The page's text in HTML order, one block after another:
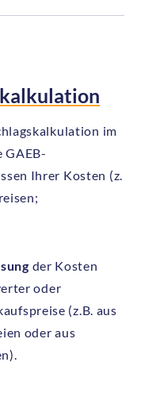
im
GAEB-
Ihrer Kosten (z.
der Kosten
oder
(z.B. aus
oder aus